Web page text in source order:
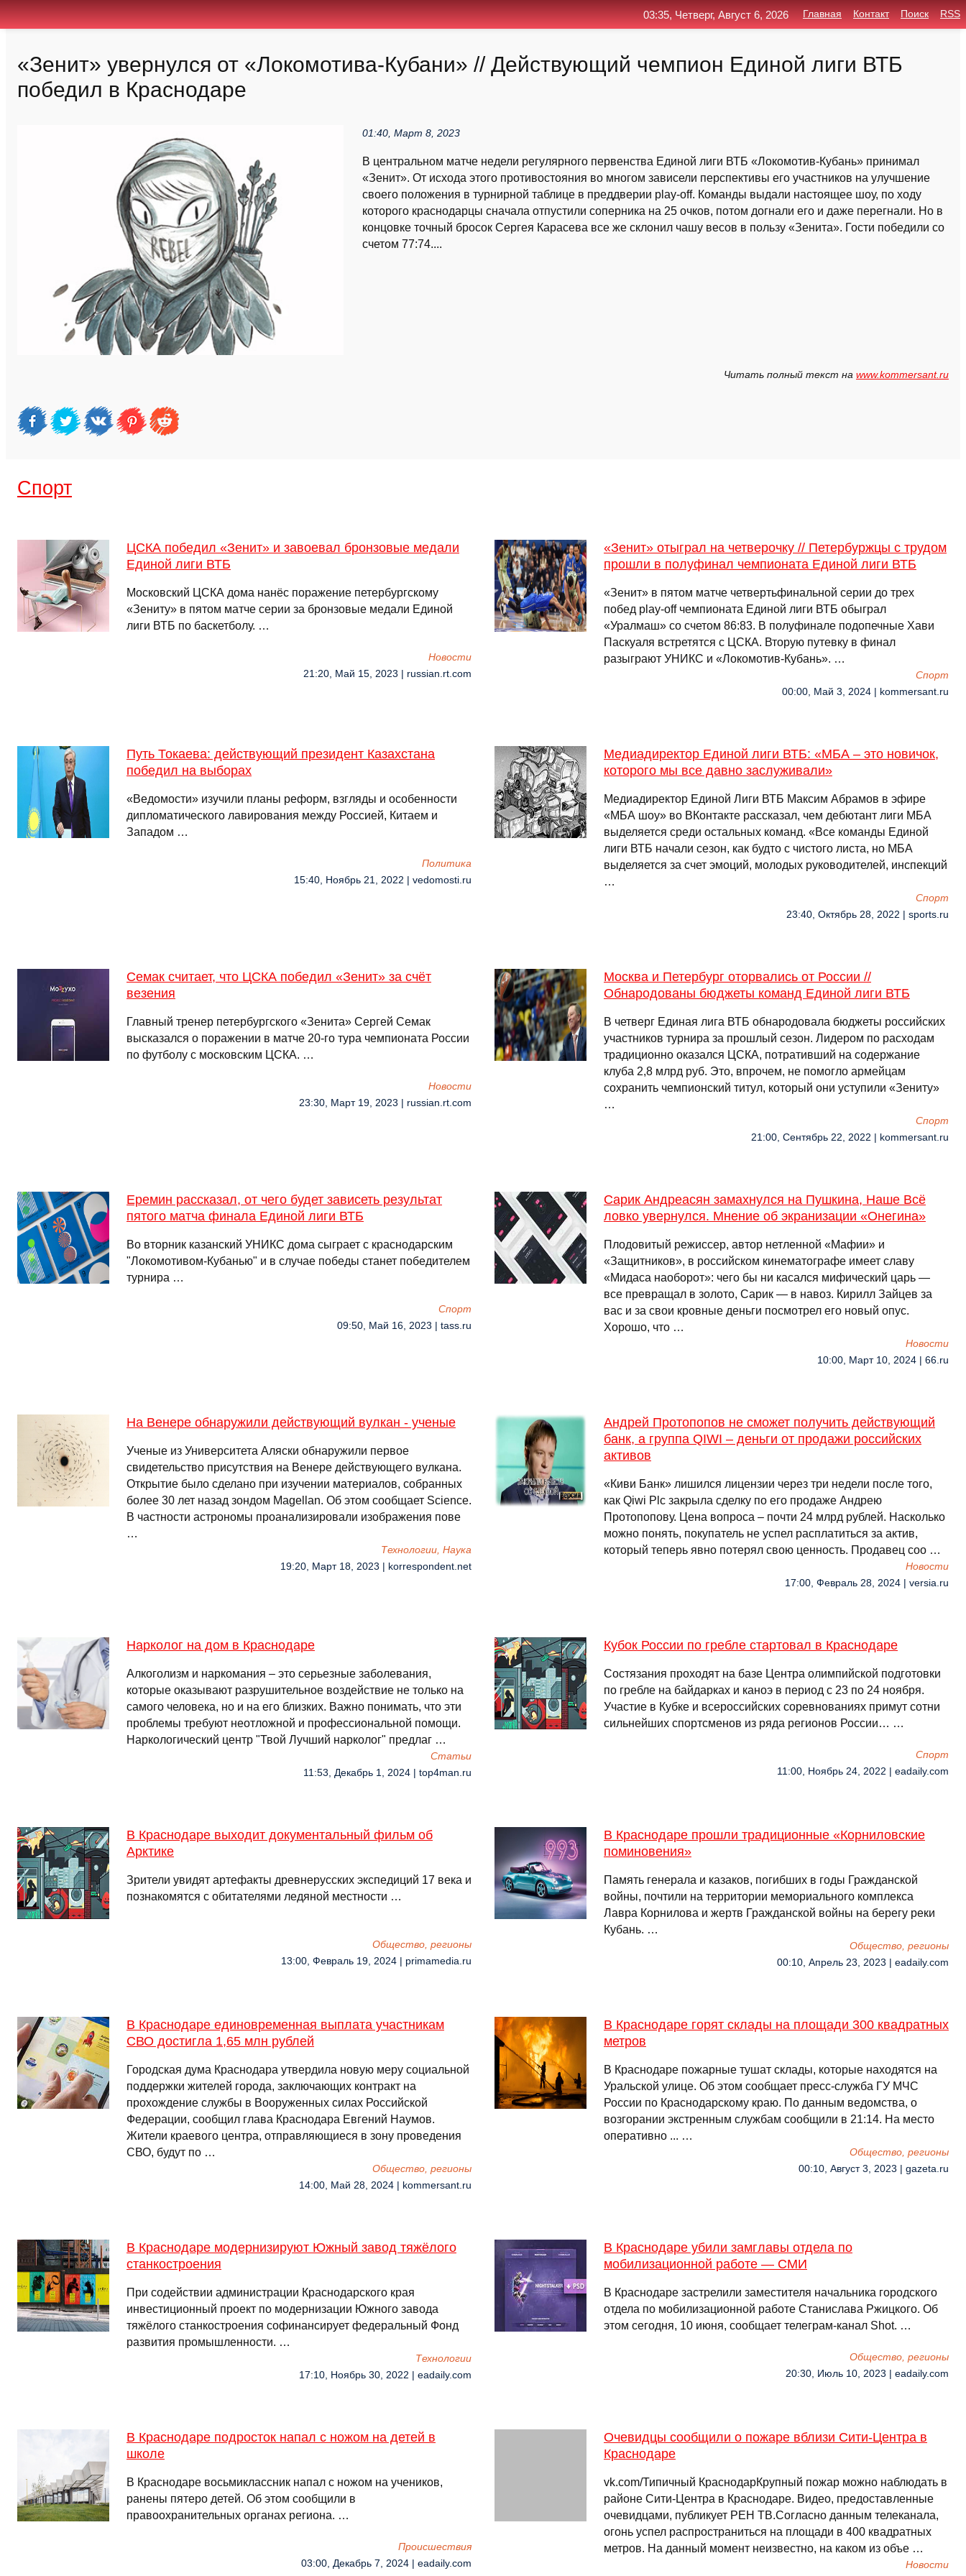
«Зенит» увернулся от «Локомотива-Кубани» // Действующий чемпион Единой лиги ВТБ
победил в Краснодаре
01:40, Март 8, 2023
В центральном матче недели регулярного первенства Единой лиги ВТБ «Локомотив-Кубань» принимал
«Зенит». От исхода этого противостояния во многом зависели перспективы его участников на улучшение
своего положения в турнирной таблице в преддверии play-off. Команды выдали настоящее шоу, по ходу
которого краснодарцы сначала отпустили соперника на 25 очков, потом догнали его и даже перегнали. Но в
концовке точный бросок Сергея Карасева все же склонил чашу весов в пользу «Зенита». Гости победили со
счетом 77:74....
Читать полный текст на www.kommersant.ru
Спорт
ЦСКА победил «Зенит» и завоевал бронзовые медали
Единой лиги ВТБ
Московский ЦСКА дома нанёс поражение петербургскому
«Зениту» в пятом матче серии за бронзовые медали Единой
лиги ВТБ по баскетболу. …
Новости
21:20, Май 15, 2023 | russian.rt.com
«Зенит» отыграл на четверочку // Петербуржцы с трудом
прошли в полуфинал чемпионата Единой лиги ВТБ
«Зенит» в пятом матче четвертьфинальной серии до трех
побед play-off чемпионата Единой лиги ВТБ обыграл
«Уралмаш» со счетом 86:83. В полуфинале подопечные Хави
Паскуаля встретятся с ЦСКА. Вторую путевку в финал
разыграют УНИКС и «Локомотив-Кубань». …
Спорт
00:00, Май 3, 2024 | kommersant.ru
Путь Токаева: действующий президент Казахстана
победил на выборах
«Ведомости» изучили планы реформ, взгляды и особенности
дипломатического лавирования между Россией, Китаем и
Западом …
Политика
15:40, Ноябрь 21, 2022 | vedomosti.ru
Медиадиректор Единой лиги ВТБ: «МБА – это новичок,
которого мы все давно заслуживали»
Медиадиректор Единой Лиги ВТБ Максим Абрамов в эфире
«МБА шоу» во ВКонтакте рассказал, чем дебютант лиги МБА
выделяется среди остальных команд. «Все команды Единой
лиги ВТБ начали сезон, как будто с чистого листа, но МБА
выделяется за счет эмоций, молодых руководителей, инспекций
…
Спорт
23:40, Октябрь 28, 2022 | sports.ru
Семак считает, что ЦСКА победил «Зенит» за счёт
везения
Главный тренер петербургского «Зенита» Сергей Семак
высказался о поражении в матче 20-го тура чемпионата России
по футболу с московским ЦСКА. …
Новости
23:30, Март 19, 2023 | russian.rt.com
Москва и Петербург оторвались от России //
Обнародованы бюджеты команд Единой лиги ВТБ
В четверг Единая лига ВТБ обнародовала бюджеты российских
участников турнира за прошлый сезон. Лидером по расходам
традиционно оказался ЦСКА, потративший на содержание
клуба 2,8 млрд руб. Это, впрочем, не помогло армейцам
сохранить чемпионский титул, который они уступили «Зениту»
…
Спорт
21:00, Сентябрь 22, 2022 | kommersant.ru
Еремин рассказал, от чего будет зависеть результат
пятого матча финала Единой лиги ВТБ
Во вторник казанский УНИКС дома сыграет с краснодарским
"Локомотивом-Кубанью" и в случае победы станет победителем
турнира …
Спорт
09:50, Май 16, 2023 | tass.ru
Сарик Андреасян замахнулся на Пушкина, Наше Всё
ловко увернулся. Мнение об экранизации «Онегина»
Плодовитый режиссер, автор нетленной «Мафии» и
«Защитников», в российском кинематографе имеет славу
«Мидаса наоборот»: чего бы ни касался мифический царь —
все превращал в золото, Сарик — в навоз. Кирилл Зайцев за
вас и за свои кровные деньги посмотрел его новый опус.
Хорошо, что …
Новости
10:00, Март 10, 2024 | 66.ru
На Венере обнаружили действующий вулкан - ученые
Ученые из Университета Аляски обнаружили первое
свидетельство присутствия на Венере действующего вулкана.
Открытие было сделано при изучении материалов, собранных
более 30 лет назад зондом Magellan. Об этом сообщает Science.
В частности астрономы проанализировали изображения пове
…
Технологии, Наука
19:20, Март 18, 2023 | korrespondent.net
Андрей Протопопов не сможет получить действующий
банк, а группа QIWI – деньги от продажи российских
активов
«Киви Банк» лишился лицензии через три недели после того,
как Qiwi Plc закрыла сделку по его продаже Андрею
Протопопову. Цена вопроса – почти 24 млрд рублей. Насколько
можно понять, покупатель не успел расплатиться за актив,
который теперь явно потерял свою ценность. Продавец соо …
Новости
17:00, Февраль 28, 2024 | versia.ru
Нарколог на дом в Краснодаре
Алкоголизм и наркомания – это серьезные заболевания,
которые оказывают разрушительное воздействие не только на
самого человека, но и на его близких. Важно понимать, что эти
проблемы требуют неотложной и профессиональной помощи.
Наркологический центр "Твой Лучший нарколог" предлаг …
Cтатьи
11:53, Декабрь 1, 2024 | top4man.ru
Кубок России по гребле стартовал в Краснодаре
Состязания проходят на базе Центра олимпийской подготовки
по гребле на байдарках и каноэ в период с 23 по 24 ноября.
Участие в Кубке и всероссийских соревнованиях примут сотни
сильнейших спортсменов из ряда регионов России… …
Спорт
11:00, Ноябрь 24, 2022 | eadaily.com
В Краснодаре выходит документальный фильм об
Арктике
Зрители увидят артефакты древнерусских экспедиций 17 века и
познакомятся с обитателями ледяной местности …
Общество, регионы
13:00, Февраль 19, 2024 | primamedia.ru
В Краснодаре прошли традиционные «Корниловские
поминовения»
Память генерала и казаков, погибших в годы Гражданской
войны, почтили на территории мемориального комплекса
Лавра Корнилова и жертв Гражданской войны на берегу реки
Кубань. …
Общество, регионы
00:10, Апрель 23, 2023 | eadaily.com
В Краснодаре единовременная выплата участникам
СВО достигла 1,65 млн рублей
Городская дума Краснодара утвердила новую меру социальной
поддержки жителей города, заключающих контракт на
прохождение службы в Вооруженных силах Российской
Федерации, сообщил глава Краснодара Евгений Наумов.
Жители краевого центра, отправляющиеся в зону проведения
СВО, будут по …
Общество, регионы
14:00, Май 28, 2024 | kommersant.ru
В Краснодаре горят склады на площади 300 квадратных
метров
В Краснодаре пожарные тушат склады, которые находятся на
Уральской улице. Об этом сообщает пресс-служба ГУ МЧС
России по Краснодарскому краю. По данным ведомства, о
возгорании экстренным службам сообщили в 21:14. На место
оперативно ... …
Общество, регионы
00:10, Август 3, 2023 | gazeta.ru
В Краснодаре модернизируют Южный завод тяжёлого
станкостроения
При содействии администрации Краснодарского края
инвестиционный проект по модернизации Южного завода
тяжёлого станкостроения софинансирует федеральный Фонд
развития промышленности. …
Технологии
17:10, Ноябрь 30, 2022 | eadaily.com
В Краснодаре убили замглавы отдела по
мобилизационной работе — СМИ
В Краснодаре застрелили заместителя начальника городского
отдела по мобилизационной работе Станислава Ржицкого. Об
этом сегодня, 10 июня, сообщает телеграм-канал Shot. …
Общество, регионы
20:30, Июль 10, 2023 | eadaily.com
В Краснодаре подросток напал с ножом на детей в
школе
В Краснодаре восьмиклассник напал с ножом на учеников,
ранены пятеро детей. Об этом сообщили в
правоохранительных органах региона. …
Происшествия
03:00, Декабрь 7, 2024 | eadaily.com
Очевидцы сообщили о пожаре вблизи Сити-Центра в
Краснодаре
vk.com/Типичный КраснодарКрупный пожар можно наблюдать в
районе Сити-Центра в Краснодаре. Видео, предоставленные
очевидцами, публикует РЕН ТВ.Согласно данным телеканала,
огонь успел распространиться на площади в 400 квадратных
метров. На данный момент неизвестно, на каком из объе …
Новости
03:35, Четверг, Август 6, 2026 Главная Контакт Поиск RSS